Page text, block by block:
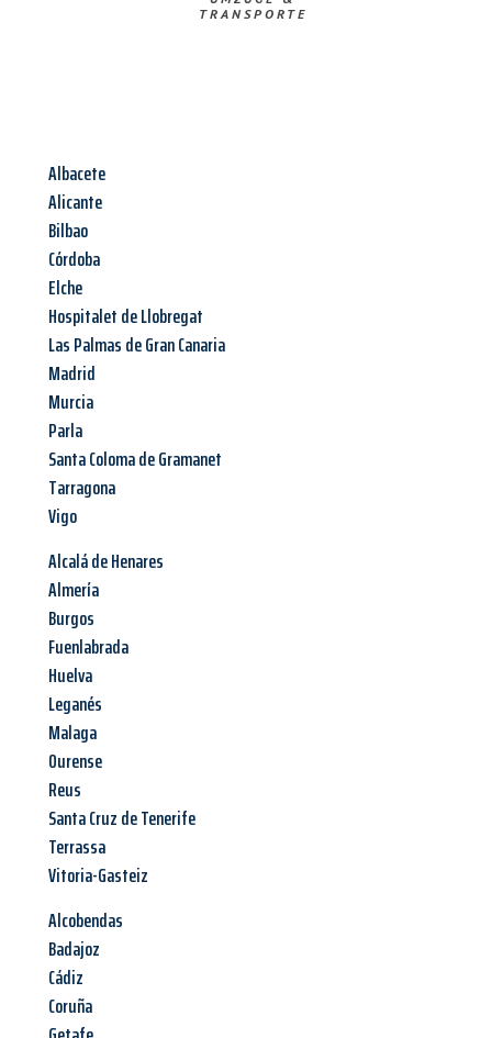
TRANSPORTE
Albacete
Alicante
Bilbao
Córdoba
Elche
Hospitalet de Llobregat
Las Palmas de Gran Canaria
Madrid
Murcia
Parla
Santa Coloma de Gramanet
Tarragona
Vigo
Alcalá de Henares
Almería
Burgos
Fuenlabrada
Huelva
Leganés
Malaga
Ourense
Reus
Santa Cruz de Tenerife
Terrassa
Vitoria-Gasteiz
Alcobendas
Badajoz
Cádiz
Coruña